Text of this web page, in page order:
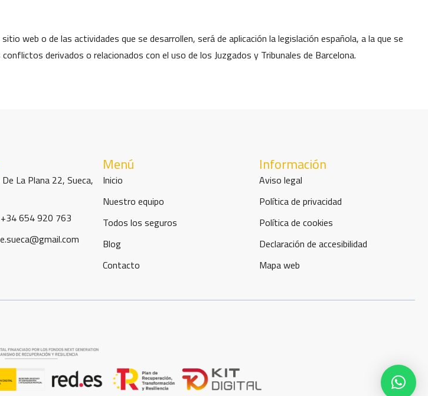
web o de las actividades que se desarrollen, será de aplicación la legislación española, a la que se
derivados o relacionados con el uso de los Juzgados y Tribunales de Barcelona.
La Plana 22, Sueca,
654 920 763
Menú
Inicio
Nuestro equipo
Todos los seguros
Blog
Contacto
Información
Aviso legal
Política de privacidad
Política de cookies
Declaración de accesibilidad
Mapa web